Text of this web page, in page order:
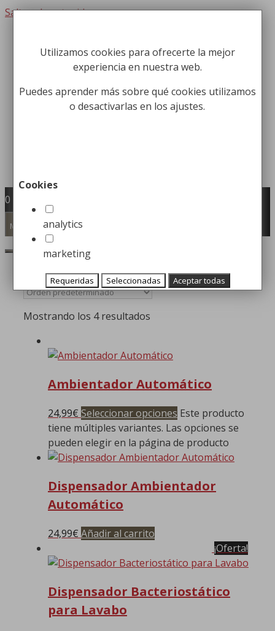
Saltar al contenido
Fabricación y comercialización de
equipamiento para la higiene industrial
Búsqueda de productos
0
Menú
Inicio/Equipamiento
Institucional/ Dispensadores Ambientales
Mostrando los 4 resultados
Ambientador Automático
24,99€ Seleccionar opciones Este producto
tiene múltiples variantes. Las opciones se
pueden elegir en la página de producto
Dispensador Ambientador
Automático
24,99€ Añadir al carrito
¡Oferta!
Dispensador Bacteriostático
para Lavabo
Utilizamos cookies para ofrecerte la mejor
experiencia en nuestra web.
Puedes aprender más sobre qué cookies utilizamos
o desactivarlas en los ajustes.
Cookies
analytics
marketing
Requeridas Seleccionadas Aceptar todas